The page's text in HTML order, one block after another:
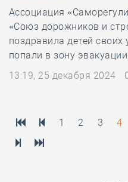
Ассоциация
«Союз дорожников и
поздравила детей своих
попали в зону
13:19, 25 декабря 2024
1 2 3 4